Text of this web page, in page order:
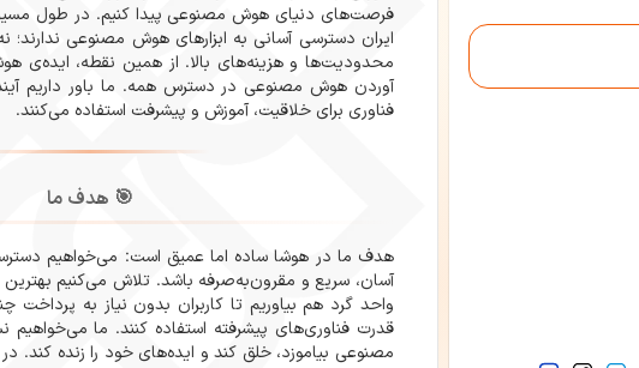
فرصت‌های دنیای هوش مصنوعی پیدا کنیم. در طول
ایران دسترسی آسانی به ابزارهای هوش مصنوعی ندارند؛
محدودیت‌ها و هزینه‌های بالا. از همین نقطه، ایده‌ی
آوردن هوش مصنوعی در دسترس همه. ما باور داریم
فناوری برای خلاقیت، آموزش و پیشرفت استفاده می‌کنند.
🎯 هدف ما
هدف ما در هوشا ساده اما عمیق است: می‌خواهیم
آسان، سریع و مقرون‌به‌صرفه باشد. تلاش می‌کنیم بهترین
واحد گرد هم بیاوریم تا کاربران بدون نیاز به پرداخت
قدرت فناوری‌های پیشرفته استفاده کنند. ما می‌خواهیم
مصنوعی بیاموزد، خلق کند و ایده‌های خود را زنده کند.